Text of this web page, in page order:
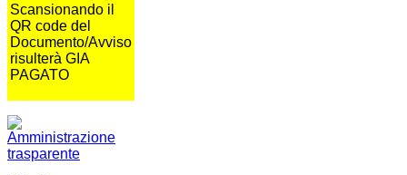
Scansionando il
QR code del
Documento/Avviso
risulterà GIA
PAGATO